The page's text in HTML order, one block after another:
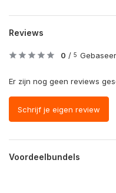
Reviews
0 / 5
Er zijn nog geen reviews
Schrijf je eigen review
Voordeelbundels